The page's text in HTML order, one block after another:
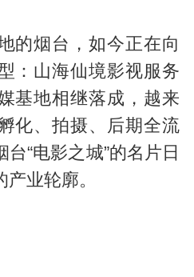
的烟台，如今正在向
：山海仙境影视服务
基地相继落成，越来
化、拍摄、后期全流
“电影之城”的名片日
业轮廓。